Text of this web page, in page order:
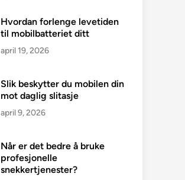
Hvordan forlenge levetiden
til mobilbatteriet ditt
april 19, 2026
Slik beskytter du mobilen din
mot daglig slitasje
april 9, 2026
Når er det bedre å bruke
profesjonelle
snekkertjenester?